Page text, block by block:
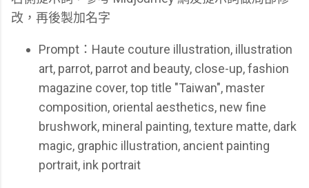
改，再後製加名字
Prompt：Haute couture illustration, illustration
art, parrot, parrot and beauty, close-up, fashion
magazine cover, top title "Taiwan", master
composition, oriental aesthetics, new fine
brushwork, mineral painting, texture matte, dark
magic, graphic illustration, ancient painting
portrait, ink portrait